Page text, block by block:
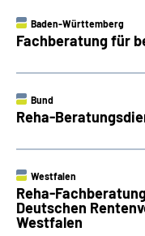
Baden-Württemberg
Fachberatung für
Bund
Reha-
Westfalen
Reha-
Deutschen
Westfalen